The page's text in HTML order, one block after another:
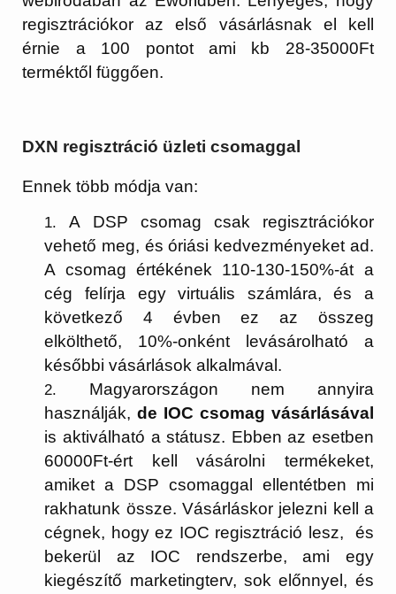
regisztrációkor az első vásárlásnak el kell
érnie a 100 pontot ami kb 28-35000Ft
terméktől függően.
DXN regisztráció üzleti csomaggal
Ennek több módja van:
A DSP csomag csak regisztrációkor
vehető meg, és óriási kedvezményeket ad.
A csomag értékének 110-130-150%-át a
cég felírja egy virtuális számlára, és a
következő 4 évben ez az összeg
elkölthető, 10%-onként levásárolható a
későbbi vásárlások alkalmával.
Magyarországon nem annyira
használják,de IOC csomag vásárlásával
is aktiválható a státusz. Ebben az esetben
60000Ft-ért kell vásárolni termékeket,
amiket a DSP csomaggal ellentétben mi
rakhatunk össze. Vásárláskor jelezni kell a
cégnek, hogy ez IOC regisztráció lesz, és
bekerül az IOC rendszerbe, ami egy
kiegészítő marketingterv, sok előnnyel, és